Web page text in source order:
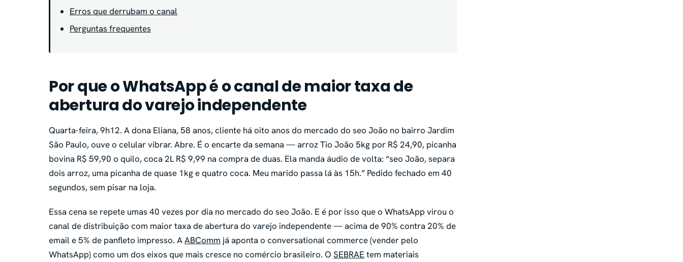
Erros que derrubam o canal
Perguntas frequentes
Por que o WhatsApp é o canal de maior taxa de
abertura do varejo independente
Quarta-feira, 9h12. A dona Eliana, 58 anos, cliente há oito anos do mercado do seo João no bairro Jardim
São Paulo, ouve o celular vibrar. Abre. É o encarte da semana — arroz Tio João 5kg por R$ 24,90, picanha
bovina R$ 59,90 o quilo, coca 2L R$ 9,99 na compra de duas. Ela manda áudio de volta: “seo João, separa
dois arroz, uma picanha de quase 1kg e quatro coca. Meu marido passa lá às 15h.” Pedido fechado em 40
segundos, sem pisar na loja.
Essa cena se repete umas 40 vezes por dia no mercado do seo João. E é por isso que o WhatsApp virou o
canal de distribuição com maior taxa de abertura do varejo independente — acima de 90% contra 20% de
email e 5% de panfleto impresso. AABComm já aponta o conversational commerce (vender pelo
WhatsApp) como um dos eixos que mais cresce no comércio brasileiro. O SEBRAEtem materiais